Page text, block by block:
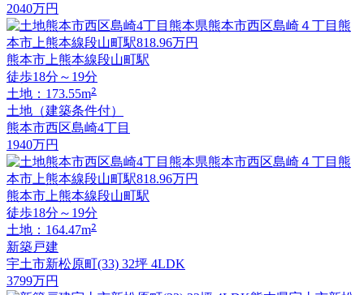
2040万円
熊本市上熊本線段山町駅
徒歩18分～19分
土地：173.55m2
土地（建築条件付）
熊本市西区島崎4丁目
1940万円
熊本市上熊本線段山町駅
徒歩18分～19分
土地：164.47m2
新築戸建
宇土市新松原町(33) 32坪 4LDK
3799万円